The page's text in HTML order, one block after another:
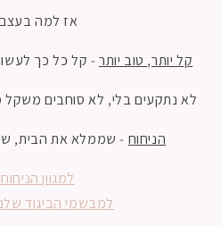
אז למה בעצם
קל יותר, טוב יותר- קל כל כך
לא נתקעים בלי, לא סוחבים משקל
הניחוח - שממלא את הבית,
למגוון
למבשמי הביגוד